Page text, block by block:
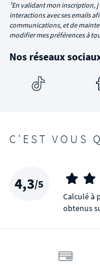
¹En validant mon inscription,
interactions avec ses emails
communications, et de
modifier mes préférences à
Nos réseaux
C'EST VOUS
4,3/5
Calculé à
obtenus